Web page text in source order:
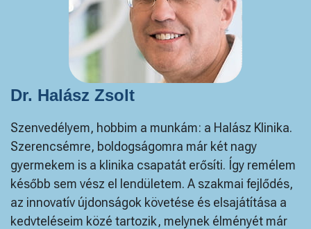
Dr. Halász Zsolt
Szenvedélyem, hobbim a munkám: a Halász Klinika.
Szerencsémre, boldogságomra már két nagy
gyermekem is a klinika csapatát erősíti. Így remélem
később sem vész el lendületem. A szakmai fejlődés,
az innovatív újdonságok követése és elsajátítása a
kedvteléseim közé tartozik, melynek élményét már